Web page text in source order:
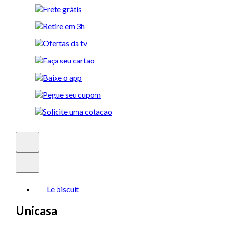
Le biscuit
Unicasa